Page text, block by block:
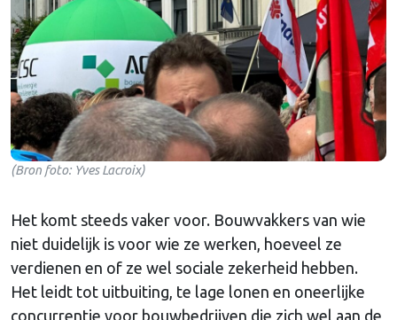
(Bron foto: Yves Lacroix)
Het komt steeds vaker voor. Bouwvakkers van wie
niet duidelijk is voor wie ze werken, hoeveel ze
verdienen en of ze wel sociale zekerheid hebben.
Het leidt tot uitbuiting, te lage lonen en oneerlijke
concurrentie voor bouwbedrijven die zich wel aan de